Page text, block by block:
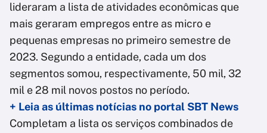
lideraram a lista de atividades econômicas que
mais geraram empregos entre as micro e
pequenas empresas no primeiro semestre de
2023. Segundo a entidade, cada um dos
segmentos somou, respectivamente, 50 mil, 32
mil e 28 mil novos postos no período.
+ Leia as últimas notícias no portal SBT News
Completam a lista os serviços combinados de